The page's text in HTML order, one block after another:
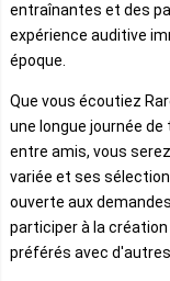
entraînantes et des
expérience auditive
époque.
Que vous écoutiez
une longue journée
entre amis, vous
variée et ses
ouverte aux
participer à la
préférés avec